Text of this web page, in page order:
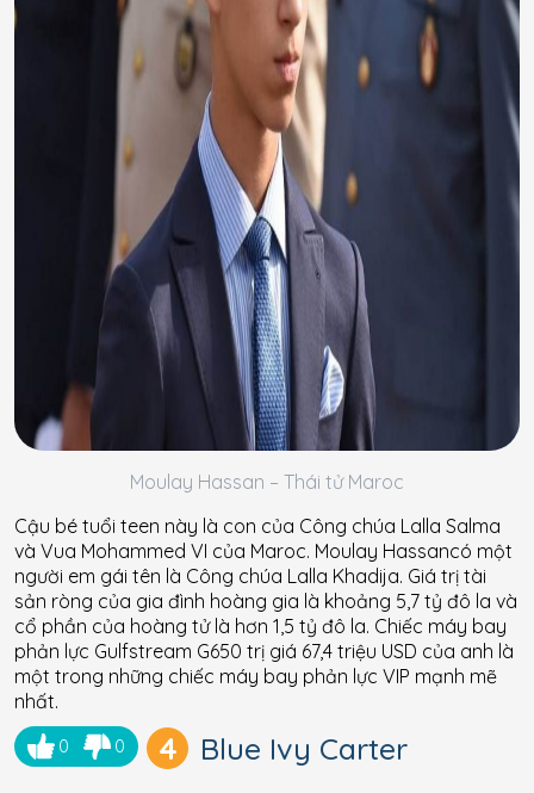
Moulay Hassan – Thái tử Maroc
Cậu bé tuổi teen này là con của Công chúa Lalla Salma
và Vua Mohammed VI của Maroc. Moulay Hassancó một
người em gái tên là Công chúa Lalla Khadija. Giá trị tài
sản ròng của gia đình hoàng gia là khoảng 5,7 tỷ đô la và
cổ phần của hoàng tử là hơn 1,5 tỷ đô la. Chiếc máy bay
phản lực Gulfstream G650 trị giá 67,4 triệu USD của anh là
một trong những chiếc máy bay phản lực VIP mạnh mẽ
nhất.
0 0 4 Blue Ivy Carter